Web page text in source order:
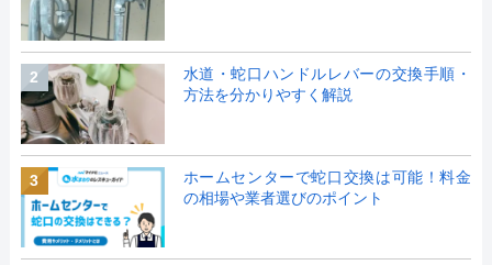
2
水道・蛇口ハンドルレバーの交換手順・
方法を分かりやすく解説
3
ホームセンターで蛇口交換は可能！料金
の相場や業者選びのポイント